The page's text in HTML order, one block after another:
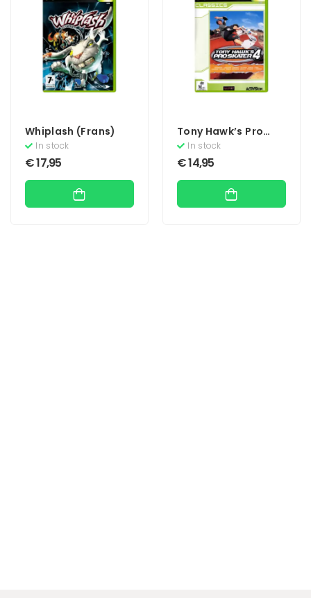
Whiplash (Frans)
In stock
€17,95
Tony Hawk’s Pro
Skater 4 (Classics)
In stock
€14,95